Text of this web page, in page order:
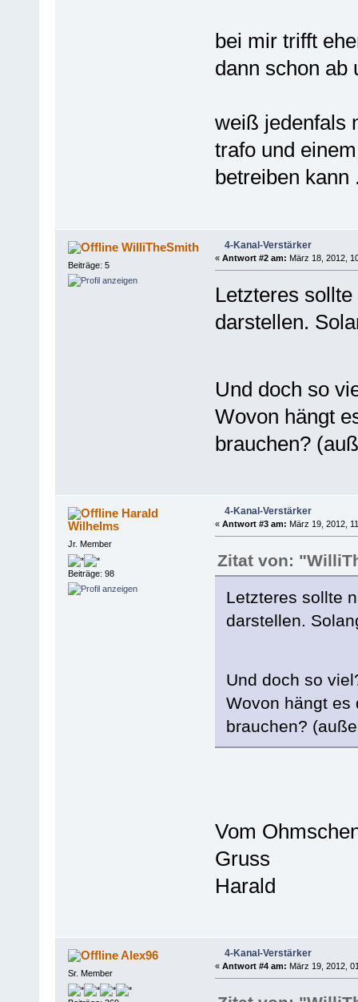
bei mir trifft
dann schon ab
weiß jedenfals
trafo und
betreiben kann
WilliTheSmith
Beiträge: 5
4-Kanal-Verstärker
« Antwort #2 am: März 18, 2012,
Letzteres
darstellen.
Und doch so
Wovon hängt
brauchen?
Harald
Wilhelms
Jr. Member
Beiträge: 98
4-Kanal-Verstärker
« Antwort #3 am: März 19, 2012,
Zitat von:
Letzteres sollte
darstellen.
Und doch so
Wovon hängt es
brauchen?
Vom
Gruss
Harald
Alex96
Sr. Member
4-Kanal-Verstärker
« Antwort #4 am: März 19, 2012,